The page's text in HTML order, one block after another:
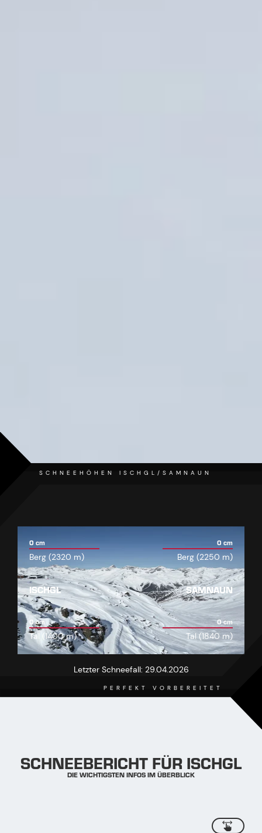
SCHNEEHÖHEN ISCHGL/SAMNAUN
0 cm
Berg (2320 m)
0 cm
Berg (2250 m)
0 cm
Tal (1400 m)
0 cm
Tal (1840 m)
ISCHGL SAMNAUN
Letzter Schneefall: 29.04.2026
PERFEKT VORBEREITET
SCHNEEBERICHT FÜR ISCHGL
DIE WICHTIGSTEN INFOS IM ÜBERBLICK
scrollen